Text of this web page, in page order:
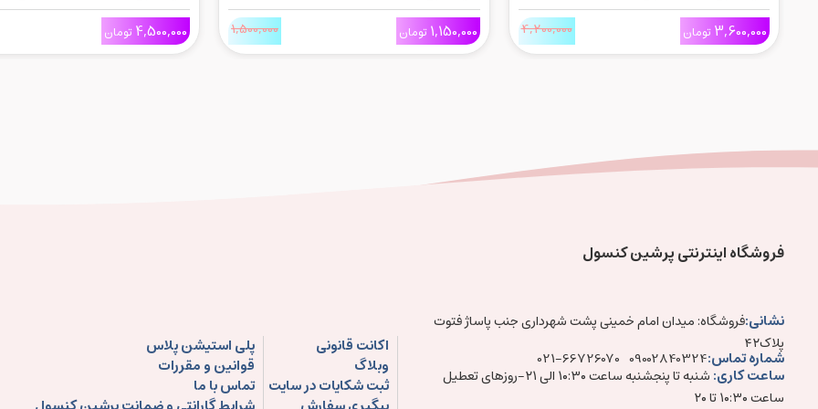
3,600,000تومان 4,200,000
Force برای Ps4
1,150,000 تومان 1,500,000
4,500,000تومان
فروشگاه اینترنتی پرشین کنسول
نشانی:فروشگاه: میدان امام خمینی پشت شهرداری جنب پاساژ فتوت
پلاک۴۲
شماره تماس:09002840324
021-66726070
ساعت کاری:
شنبه تا پنجشنبه ساعت ۱۰:۳۰ الی ۲۱-روزهای تعطیل
ساعت ۱۰:۳۰ تا ۲۰
اکانت قانونی
پلی استیشن پلاس
وبلاگ
قوانین و مقررات
ثبت شکایات در سایت
تماس با ما